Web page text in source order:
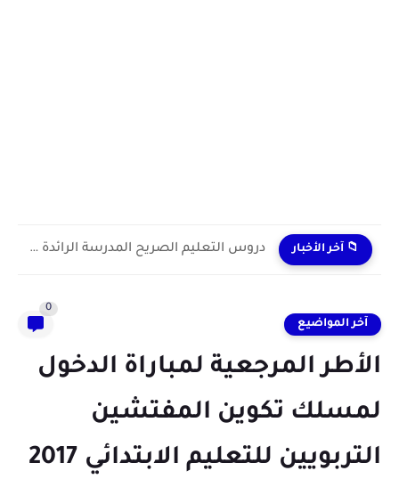
📁 آخر الأخبار دروس التعليم الصريح المدرسة الرائدة 2024/2025 enseignement explicite
آخر المواضيع
0
الأطر المرجعية لمباراة الدخول
لمسلك تكوين المفتشين
التربويين للتعليم الابتدائي​ 2017